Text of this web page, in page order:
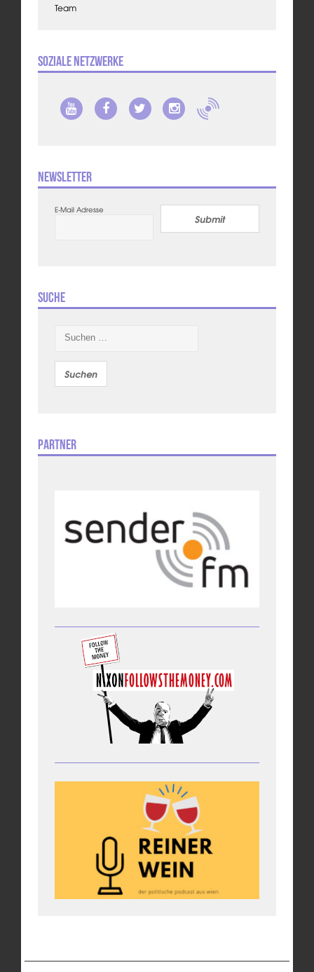
Team
Soziale Netzwerke
Newsletter
E-Mail Adresse
Submit
Suche
nach:
Partner